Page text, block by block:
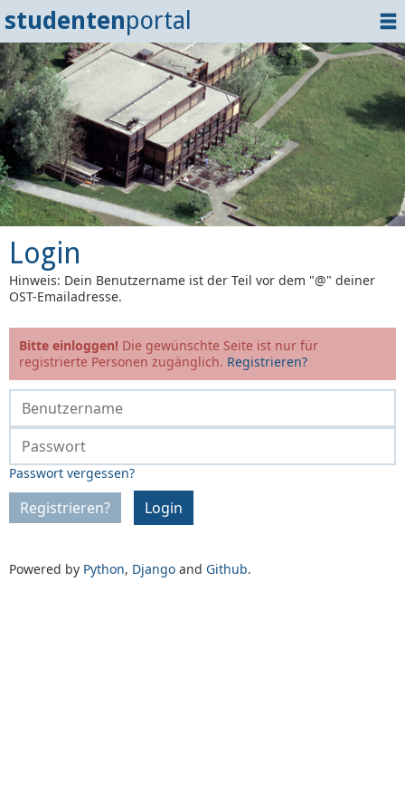
studentenportal
Home
Dokumente
Events
? Tipps
Login
Login
Hinweis: Dein Benutzername ist der Teil vor dem "@" deiner
OST-Emailadresse.
Bitte einloggen! Die gewünschte Seite ist nur für
registrierte Personen zugänglich. Registrieren?
Passwort vergessen?
Registrieren? Login
Powered by Python, Django and Github.